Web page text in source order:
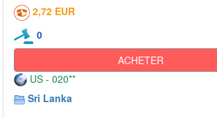
2,72 EUR
0
ACHETER
US - 020**
Sri Lanka